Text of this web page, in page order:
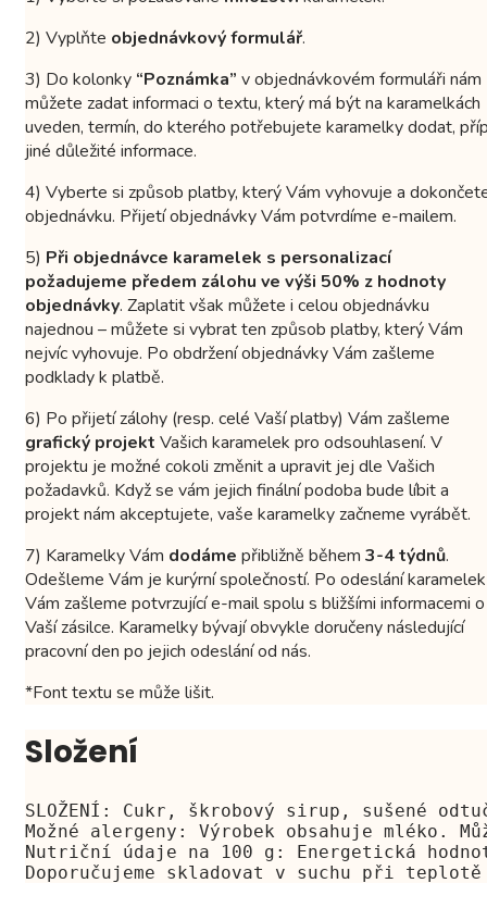
2) Vyplňte objednávkový formulář.
3) Do kolonky “Poznámka” v objednávkovém formuláři nám
můžete zadat informaci o textu, který má být na karamelkách
uveden, termín, do kterého potřebujete karamelky dodat,
jiné důležité informace.
4) Vyberte si způsob platby, který Vám vyhovuje a
objednávku. Přijetí objednávky Vám potvrdíme e-mailem.
5) Při objednávce karamelek s personalizací
požadujeme předem zálohu ve výši 50% z hodnoty
objednávky. Zaplatit však můžete i celou objednávku
najednou – můžete si vybrat ten způsob platby, který Vám
nejvíc vyhovuje. Po obdržení objednávky Vám zašleme
podklady k platbě.
6) Po přijetí zálohy (resp. celé Vaší platby) Vám zašleme
grafický projekt Vašich karamelek pro odsouhlasení. V
projektu je možné cokoli změnit a upravit jej dle Vašich
požadavků. Když se vám jejich finální podoba bude líbit a
projekt nám akceptujete, vaše karamelky začneme vyrábět.
7) Karamelky Vám dodáme přibližně během 3-4 týdnů.
Odešleme Vám je kurýrní společností. Po odeslání karamelek
Vám zašleme potvrzující e-mail spolu s bližšími informacemi o
Vaší zásilce. Karamelky bývají obvykle doručeny následující
pracovní den po jejich odeslání od nás.
*Font textu se může lišit.
Složení
SLOŽENÍ: Cukr, škrobový sirup, sušené
Možné alergeny: Výrobek obsahuje mléko.
Nutriční údaje na 100 g: Energetická
Doporučujeme skladovat v suchu při